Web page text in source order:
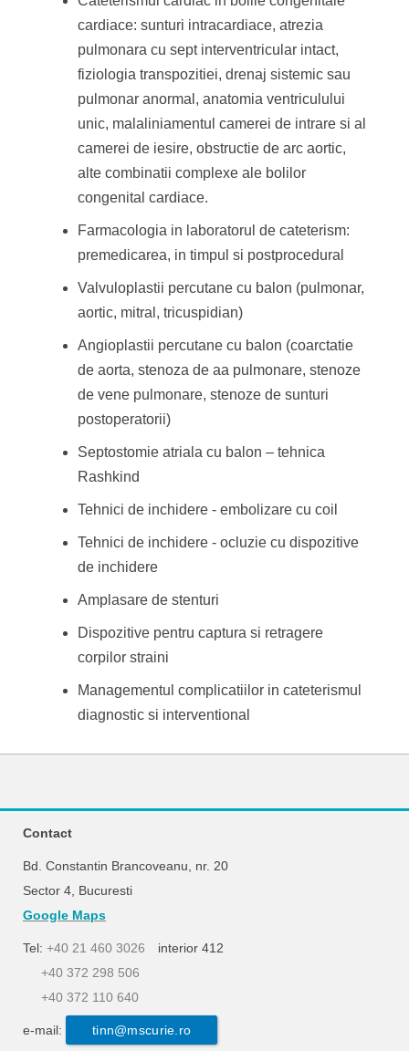
cardiace: sunturi intracardiace, atrezia
pulmonara cu sept interventricular intact,
fiziologia transpozitiei, drenaj sistemic sau
pulmonar anormal, anatomia ventriculului
unic, malaliniamentul camerei de intrare si al
camerei de iesire, obstructie de arc aortic,
alte combinatii complexe ale bolilor
congenital cardiace.
Farmacologia in laboratorul de cateterism:
premedicarea, in timpul si postprocedural
Valvuloplastii percutane cu balon (pulmonar,
aortic, mitral, tricuspidian)
Angioplastii percutane cu balon (coarctatie
de aorta, stenoza de aa pulmonare, stenoze
de vene pulmonare, stenoze de sunturi
postoperatorii)
Septostomie atriala cu balon – tehnica
Rashkind
Tehnici de inchidere - embolizare cu coil
Tehnici de inchidere - ocluzie cu dispozitive
de inchidere
Amplasare de stenturi
Dispozitive pentru captura si retragere
corpilor straini
Managementul complicatiilor in cateterismul
diagnostic si interventional
Contact
Bd. Constantin Brancoveanu, nr. 20
Sector 4, Bucuresti
Google Maps
Tel: +40 21 460 3026
interior 412
+40 372 298 506
+40 372 110 640
e-mail:
tinn@mscurie.ro